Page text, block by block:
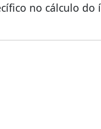
no cálculo